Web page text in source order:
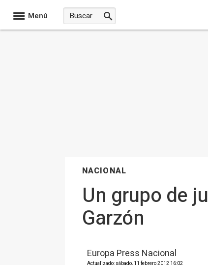
Menú
NACIONAL
Un grupo de
Garzón
Europa Press Nacional
Actualizado: sábado, 11 febrero 2012 16:02